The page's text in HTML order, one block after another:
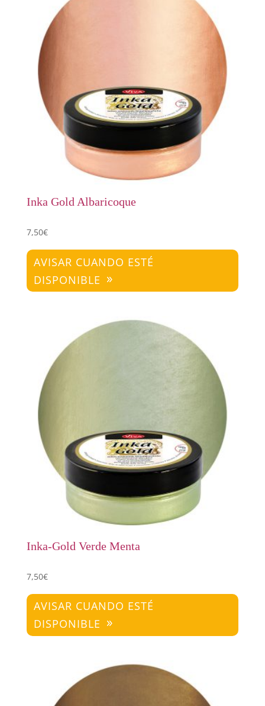
Inka Gold Albaricoque
7,50€
AVISAR CUANDO ESTÉ
DISPONIBLE
Inka-Gold Verde Menta
7,50€
AVISAR CUANDO ESTÉ
DISPONIBLE